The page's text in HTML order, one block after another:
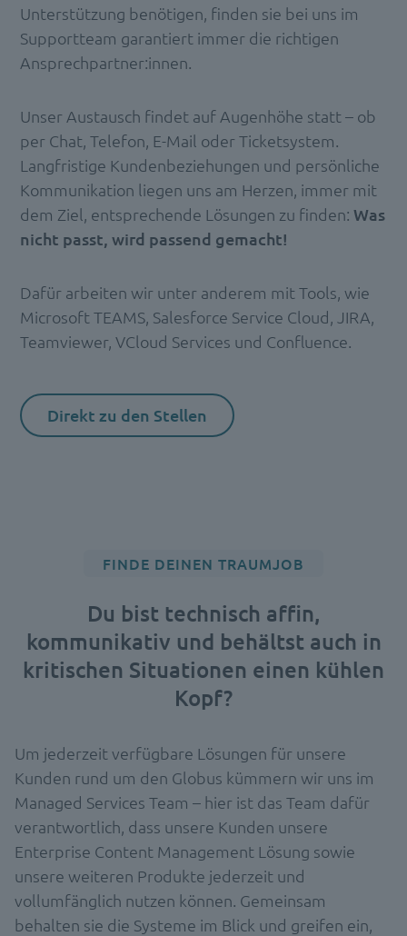
Unterstützung benötigen, finden sie bei uns im
Supportteam garantiert immer die richtigen
Ansprechpartner:innen.
Unser Austausch findet auf Augenhöhe statt – ob
per Chat, Telefon, E-Mail oder Ticketsystem.
Langfristige Kundenbeziehungen und persönliche
Kommunikation liegen uns am Herzen, immer mit
dem Ziel, entsprechende Lösungen zu finden:Was
nicht passt, wird passend gemacht!
Dafür arbeiten wir unter anderem mit Tools, wie
Microsoft TEAMS, Salesforce Service Cloud, JIRA,
Teamviewer, VCloud Services und Confluence.
Direkt zu den Stellen
FINDE DEINEN TRAUMJOB
Du bist technisch affin,
kommunikativ und behältst auch in
kritischen Situationen einen kühlen
Kopf?
Um jederzeit verfügbare Lösungen für unsere
Kunden rund um den Globus kümmern wir uns im
Managed Services Team – hier ist das Team dafür
verantwortlich, dass unsere Kunden unsere
Enterprise Content Management Lösung sowie
unsere weiteren Produkte jederzeit und
vollumfänglich nutzen können. Gemeinsam
behalten sie die Systeme im Blick und greifen ein,